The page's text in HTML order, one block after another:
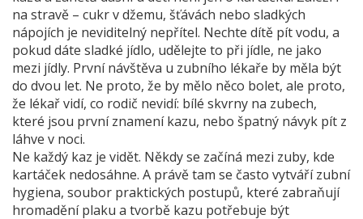
na stravě – cukr v džemu, šťávách nebo sladkých
nápojích je neviditelný nepřítel. Nechte dítě pít vodu, a
pokud dáte sladké jídlo, udělejte to při jídle, ne jako
mezi jídly. První návštěva u zubního lékaře by měla být
do dvou let. Ne proto, že by mělo něco bolet, ale proto,
že lékař vidí, co rodič nevidí: bílé skvrny na zubech,
které jsou první znamení kazu, nebo špatný návyk pít z
láhve v noci.
Ne každý kaz je vidět. Někdy se začíná mezi zuby, kde
kartáček nedosáhne. A právě tam se často vytvářízubní
hygiena, soubor praktických postupů, které zabraňují
hromadění plaku a tvorbě kazu potřebuje být